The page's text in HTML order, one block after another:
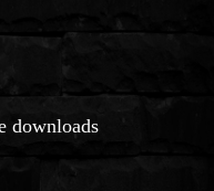
downloads